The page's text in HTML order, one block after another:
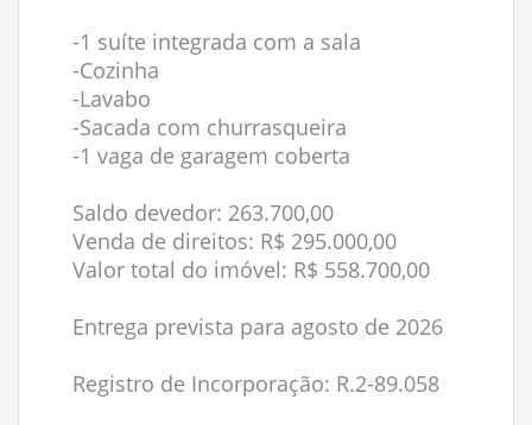
-1 suíte integrada com a sala
-Cozinha
-Lavabo
-Sacada com churrasqueira
-1 vaga de garagem coberta
Saldo devedor: 263.700,00
Venda de direitos: R$ 295.000,00
Valor total do imóvel: R$ 558.700,00
Entrega prevista para agosto de 2026
Registro de Incorporação: R.2-89.058